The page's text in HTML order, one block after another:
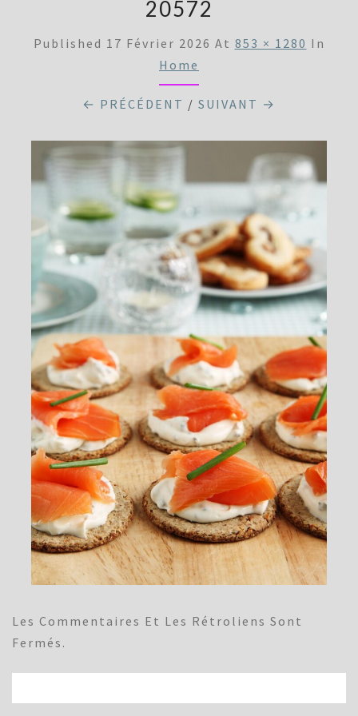
20572
Published 17 Février 2026 At 853 × 1280 In
Home
← PRÉCÉDENT / SUIVANT →
Les Commentaires Et Les Rétroliens Sont
Fermés.